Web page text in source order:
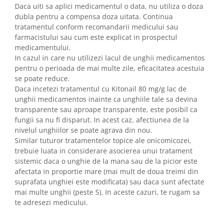
Daca uiti sa aplici medicamentul o data, nu utiliza o doza
dubla pentru a compensa doza uitata. Continua
tratamentul conform recomandarii medicului sau
farmacistului sau cum este explicat in prospectul
medicamentului.
In cazul in care nu utilizezi lacul de unghii medicamentos
pentru o perioada de mai multe zile, eficacitatea acestuia
se poate reduce.
Daca incetezi tratamentul cu Kitonail 80 mg/g lac de
unghii medicamentos inainte ca unghiile tale sa devina
transparente sau aproape transparente, este posibil ca
fungii sa nu fi disparut. In acest caz, afectiunea de la
nivelul unghiilor se poate agrava din nou.
Similar tuturor tratamentelor topice ale onicomicozei,
trebuie luata in considerare asocierea unui tratament
sistemic daca o unghie de la mana sau de la picior este
afectata in proportie mare (mai mult de doua treimi din
suprafata unghiei este modificata) sau daca sunt afectate
mai multe unghii (peste 5). In aceste cazuri, te rugam sa
te adresezi medicului.